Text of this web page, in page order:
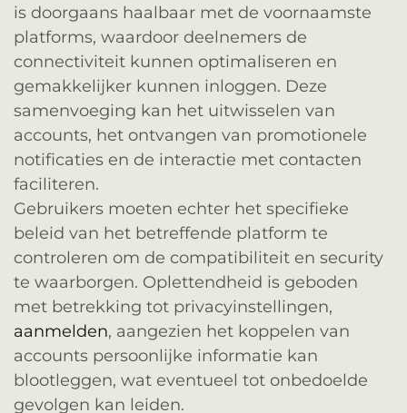
is doorgaans haalbaar met de voornaamste
platforms, waardoor deelnemers de
connectiviteit kunnen optimaliseren en
gemakkelijker kunnen inloggen. Deze
samenvoeging kan het uitwisselen van
accounts, het ontvangen van promotionele
notificaties en de interactie met contacten
faciliteren.
Gebruikers moeten echter het specifieke
beleid van het betreffende platform te
controleren om de compatibiliteit en security
te waarborgen. Oplettendheid is geboden
met betrekking tot privacyinstellingen,
aanmelden, aangezien het koppelen van
accounts persoonlijke informatie kan
blootleggen, wat eventueel tot onbedoelde
gevolgen kan leiden.